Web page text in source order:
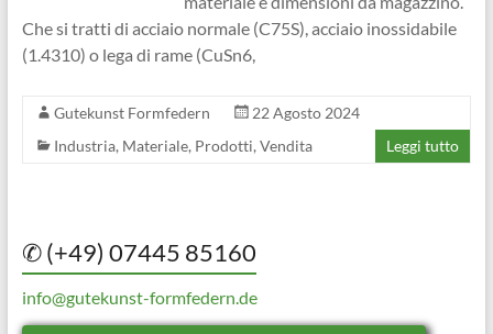
Che si tratti di acciaio normale (C75S), acciaio inossidabile
(1.4310) o lega di rame (CuSn6,
Gutekunst Formfedern
22 Agosto 2024
Industria, Materiale, Prodotti, Vendita Leggi tutto
✆ (+49) 07445 85160
info@gutekunst-formfedern.de